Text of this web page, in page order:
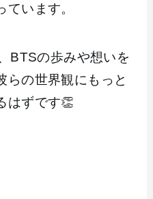
ています。
BTSの歩みや想いを
らの世界観にもっと
はずです👏